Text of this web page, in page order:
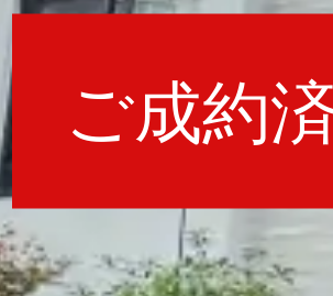
ご成約